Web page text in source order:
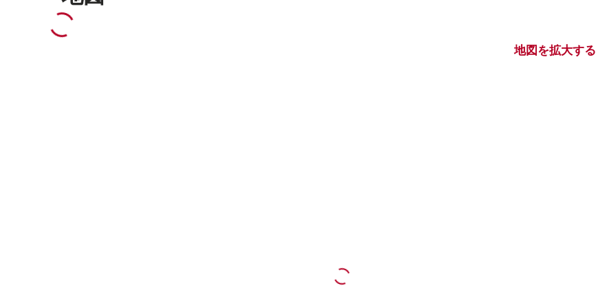
地図を拡大する